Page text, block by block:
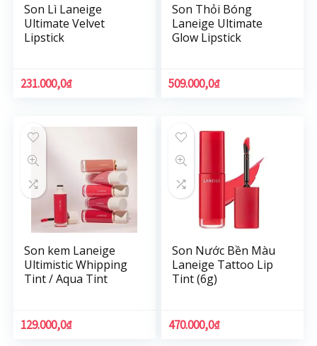
Son Lì Laneige
Ultimate Velvet
Lipstick
231.000,0₫
Son Thỏi Bóng
Laneige Ultimate
Glow Lipstick
509.000,0₫
Son kem Laneige
Ultimistic Whipping
Tint / Aqua Tint
129.000,0₫
Son Nước Bền Màu
Laneige Tattoo Lip
Tint (6g)
470.000,0₫